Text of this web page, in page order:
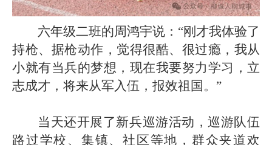
六年级二班的周鸿宇说：“刚才我体验了
持枪、据枪动作，觉得很酷、很过瘾，我从
小就有当兵的梦想，现在我要努力学习，立
志成才，将来从军入伍，报效祖国。”
当天还开展了新兵巡游活动，巡游队伍
路过学校、集镇、社区等地，群众夹道欢